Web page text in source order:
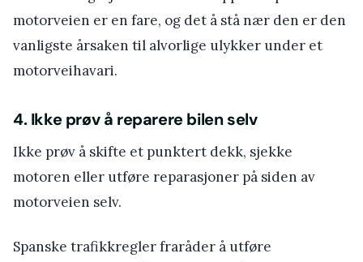
motorveien er en fare, og det å stå nær den er den
vanligste årsaken til alvorlige ulykker under et
motorveihavari.
4. Ikke prøv å reparere bilen selv
Ikke prøv å skifte et punktert dekk, sjekke
motoren eller utføre reparasjoner på siden av
motorveien selv.
Spanske trafikkregler fraråder å utføre